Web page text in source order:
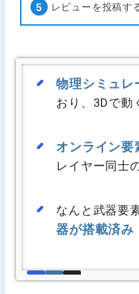
レビューを投稿す
物理シミュレ
おり、3Dで動
オンライン要
レイヤー同士
なんと武器要
器が搭載済み